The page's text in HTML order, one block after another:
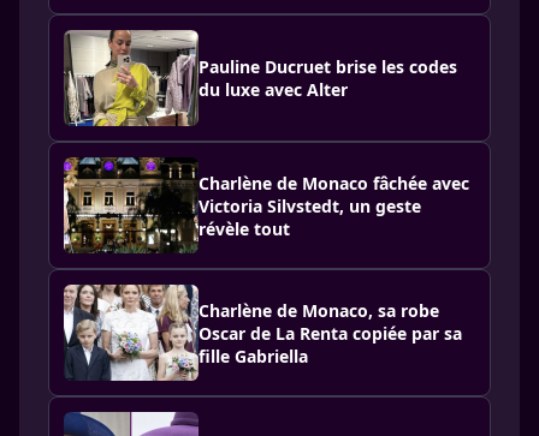
Pauline Ducruet brise les codes
du luxe avec Alter
Charlène de Monaco fâchée avec
Victoria Silvstedt, un geste
révèle tout
Charlène de Monaco, sa robe
Oscar de La Renta copiée par sa
fille Gabriella